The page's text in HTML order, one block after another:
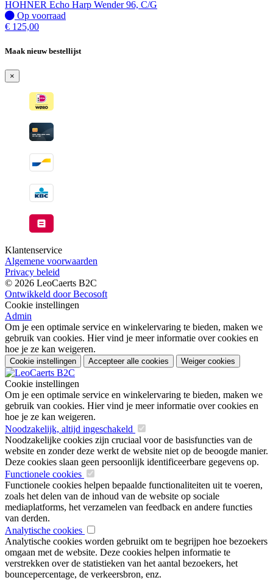
verzonden
wanneer
beschikbaar
HOHNER Echo Harp Wender 96, C/G
Op
voorraad
Op voorraad
€ 125,00
Maak nieuw bestellijst
×
Klantenservice
Algemene voorwaarden
Privacy beleid
© 2026 LeoCaerts B2C
Ontwikkeld door Becosoft
Cookie instellingen
Admin
Om je een optimale service en winkelervaring te bieden, maken we
gebruik van cookies. Hier vind je meer informatie over cookies en
hoe je ze kan weigeren.
Cookie instellingen Accepteer alle cookies Weiger cookies
Cookie instellingen
Om je een optimale service en winkelervaring te bieden, maken we
gebruik van cookies. Hier vind je meer informatie over cookies en
hoe je ze kan weigeren.
Noodzakelijk, altijd ingeschakeld
Noodzakelijke cookies zijn cruciaal voor de basisfuncties van de
website en zonder deze werkt de website niet op de beoogde manier.
Deze cookies slaan geen persoonlijk identificeerbare gegevens op.
Functionele cookies
Functionele cookies helpen bepaalde functionaliteiten uit te voeren,
zoals het delen van de inhoud van de website op sociale
mediaplatforms, het verzamelen van feedback en andere functies
van derden.
Analytische cookies
Analytische cookies worden gebruikt om te begrijpen hoe bezoekers
omgaan met de website. Deze cookies helpen informatie te
verstrekken over de statistieken van het aantal bezoekers, het
bouncepercentage, de verkeersbron, enz.